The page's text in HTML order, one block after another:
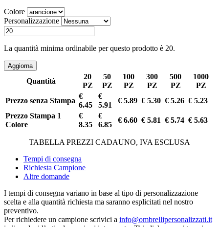
Colore
Personalizzazione
La quantità minima ordinabile per questo prodotto è 20.
Quantità
20
PZ
50
PZ
100
PZ
300
PZ
500
PZ
1000
PZ
Prezzo senza Stampa
€
6.45
€
5.91
€ 5.89 € 5.30 € 5.26 € 5.23
Prezzo Stampa 1
Colore
€
8.35
€
6.85
€ 6.60 € 5.81 € 5.74 € 5.63
TABELLA PREZZI CADAUNO, IVA ESCLUSA
Tempi di consegna
Richiesta Campione
Altre domande
I tempi di consegna variano in base al tipo di personalizzazione
scelta e alla quantità richiesta ma saranno esplicitati nel nostro
preventivo.
Per richiedere un campione scrivici a info@ombrellipersonalizzati.it